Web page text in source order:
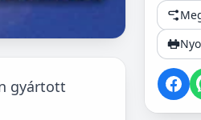
gyártott